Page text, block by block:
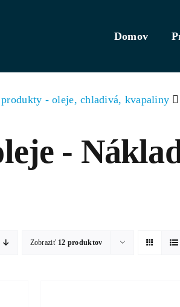
Domov
- oleje, chladivá, kvapaliny
-
Zobraziť 12 produktov